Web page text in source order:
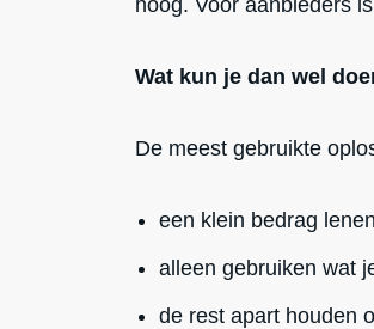
hoog. Voor aanbieders
Wat kun je dan wel
De meest gebruikte
een klein bedrag
alleen gebruiken wat
de rest apart houden